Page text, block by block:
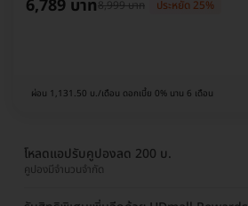
6,789 บาท8,999 บาท ประหยัด 25%
ผ่อน 1,131.50 บ./เดือน ดอกเบี้ย 0% นาน 6 เดือน
โหลดแอปรับคูปองลด 200 บ.
คูปองมีจำนวนจำกัด